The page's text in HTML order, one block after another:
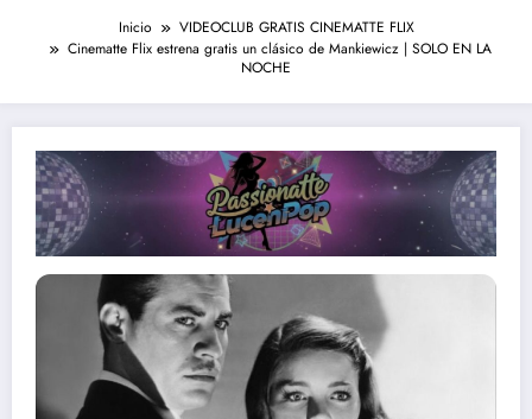
Inicio
VIDEOCLUB GRATIS CINEMATTE FLIX
Cinematte Flix estrena gratis un clásico de Mankiewicz | SOLO EN LA
NOCHE